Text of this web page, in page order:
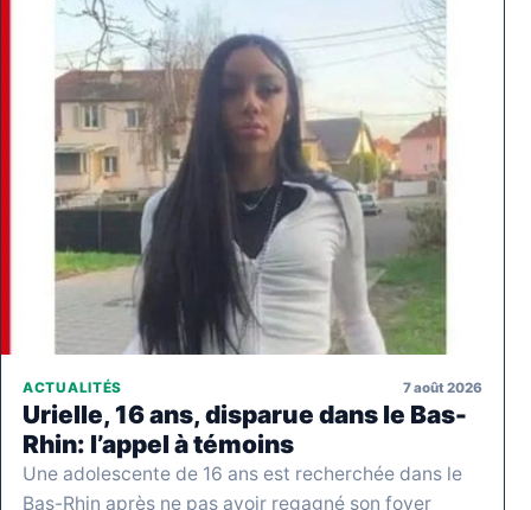
ACTUALITÉS 7 août 2026
Urielle, 16 ans, disparue dans le Bas-
Rhin: l’appel à témoins
Une adolescente de 16 ans est recherchée dans le
Bas-Rhin après ne pas avoir regagné son foyer